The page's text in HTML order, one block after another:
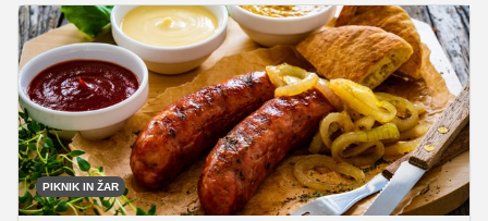
piknika ni brez prilog. Ne smejo manjkati različne
gorčice in ajvarji ter unikatni zelenjavni namaz s
papriko. Priloge pa niso zgolj bogastvo okusov marveč
prispevajo tudi k bolj uravnoteženim obrokom in lažji
prebavi.
PIKNIK IN ŽAR